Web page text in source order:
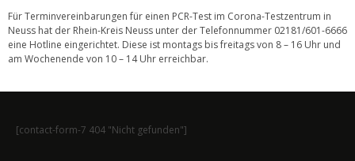
Für Terminvereinbarungen für einen PCR-Test im Corona-Testzentrum in
Neuss hat der Rhein-Kreis Neuss unter der Telefonnummer 02181/601-6666
eine Hotline eingerichtet. Diese ist montags bis freitags von 8 – 16 Uhr und
am Wochenende von 10 – 14 Uhr erreichbar.
[contact-form-7 404 "Nicht gefunden"]